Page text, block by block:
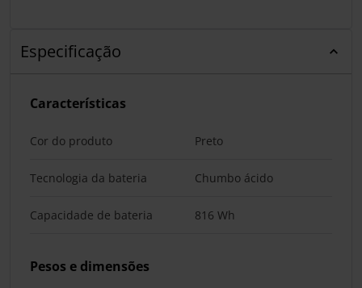
Especificação
Características
Cor do produto Preto
Tecnologia da bateria Chumbo ácido
Capacidade de bateria 816 Wh
Pesos e dimensões